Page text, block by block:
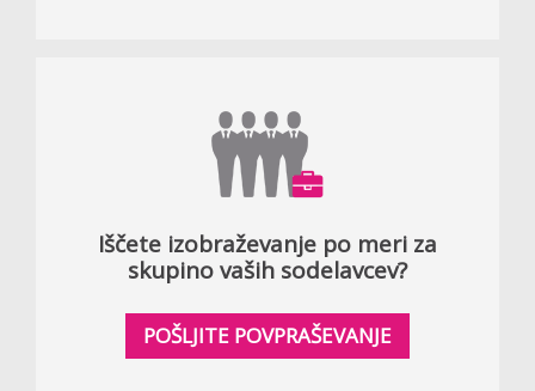
Iščete izobraževanje po meri za
skupino vaših sodelavcev?
POŠLJITE POVPRAŠEVANJE